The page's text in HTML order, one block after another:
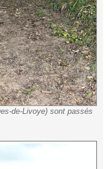
de-Livoye) sont passés